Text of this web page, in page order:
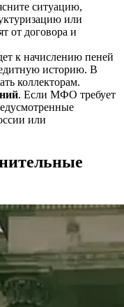
ситуацию,
или
от договора и
к начислению пеней
историю. В
коллекторам.
. Если МФО требует
или